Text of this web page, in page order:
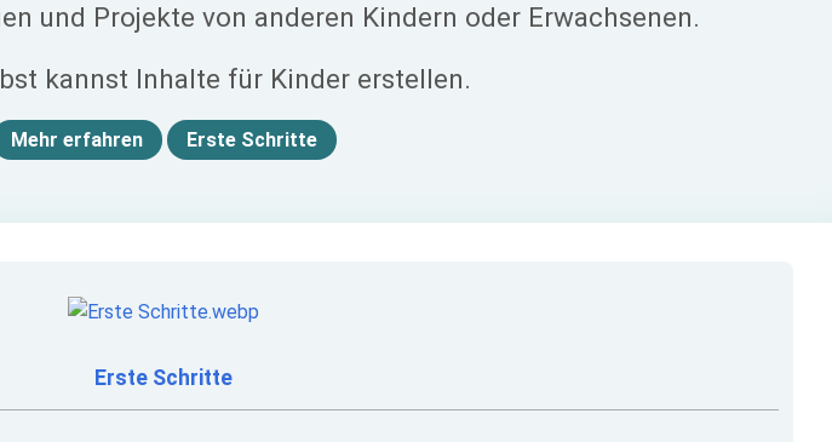
und Projekte von anderen Kindern oder Erwachsenen.
kannst Inhalte für Kinder erstellen.
Mehr erfahren Erste Schritte
Erste Schritte